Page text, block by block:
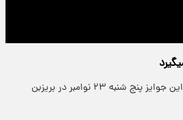
پارسینه: یازدهمین دوره اهدای این جوایز پنج شنبه ۲۳ نوامبر در بریزبن